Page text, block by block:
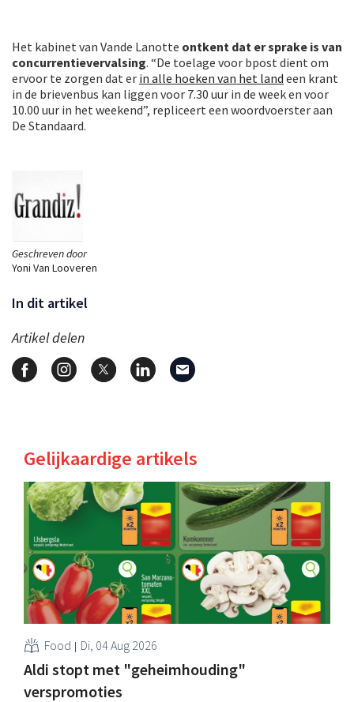
Geschreven door
Yoni Van Looveren
In dit artikel
Artikel delen
Het kabinet van Vande Lanotte ontkent dat er sprake is van
concurrentievervalsing. “De toelage voor bpost dient om
ervoor te zorgen dat er in alle hoeken van het land een krant
in de brievenbus kan liggen voor 7.30 uur in de week en voor
10.00 uur in het weekend”, repliceert een woordvoerster aan
De Standaard.
Gelijkaardige artikels
Food Di, 04 Aug 2026
Aldi stopt met "geheimhouding"
verspromoties